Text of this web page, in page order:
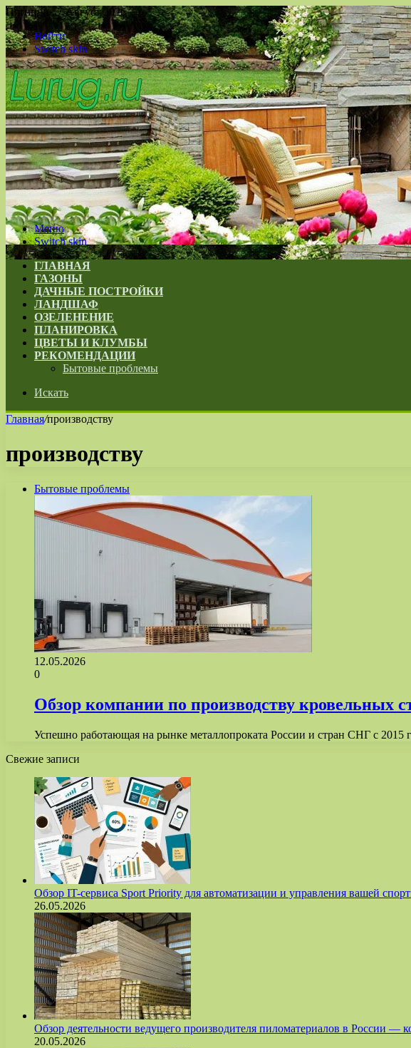
Пятница , 7 Август 2026
Войти
Switch skin
Меню
Switch skin
ГЛАВНАЯ
ГАЗОНЫ
ДАЧНЫЕ ПОСТРОЙКИ
ЛАНДШАФ
ОЗЕЛЕНЕНИЕ
ПЛАНИРОВКА
ЦВЕТЫ И КЛУМБЫ
РЕКОМЕНДАЦИИ
Бытовые проблемы
Искать
Главная/производству
производству
Бытовые проблемы
12.05.2026
0
Обзор компании по производству
Успешно работающая на рынке металлопроката России и стран СНГ с
Свежие записи
Обзор IT-сервиса Sport Priority для автоматизации и управления вашей
26.05.2026
Обзор деятельности ведущего производителя пиломатериалов в России
20.05.2026